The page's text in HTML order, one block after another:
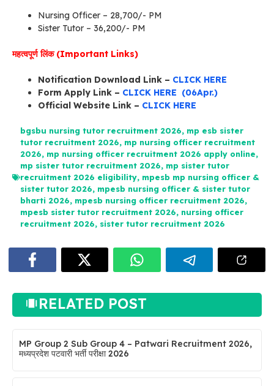
Nursing Officer – 28,700/- PM
Sister Tutor – 36,200/- PM
महत्वपूर्ण लिंक (Important Links)
Notification Download Link – CLICK HERE
Form Apply Link – CLICK HERE (06Apr.)
Official Website Link – CLICK HERE
bgsbu nursing tutor recruitment 2026, mp esb sister
tutor recruitment 2026, mp nursing officer recruitment
2026, mp nursing officer recruitment 2026 apply online,
mp sister tutor recruitment 2026, mp sister tutor
recruitment 2026 eligibility, mpesb mp nursing officer &
sister tutor 2026, mpesb nursing officer & sister tutor
bharti 2026, mpesb nursing officer recruitment 2026,
mpesb sister tutor recruitment 2026, nursing officer
recruitment 2026, sister tutor recruitment 2026
RELATED POST
MP Group 2 Sub Group 4 – Patwari Recruitment 2026,
मध्यप्रदेश पटवारी भर्ती परीक्षा 2026